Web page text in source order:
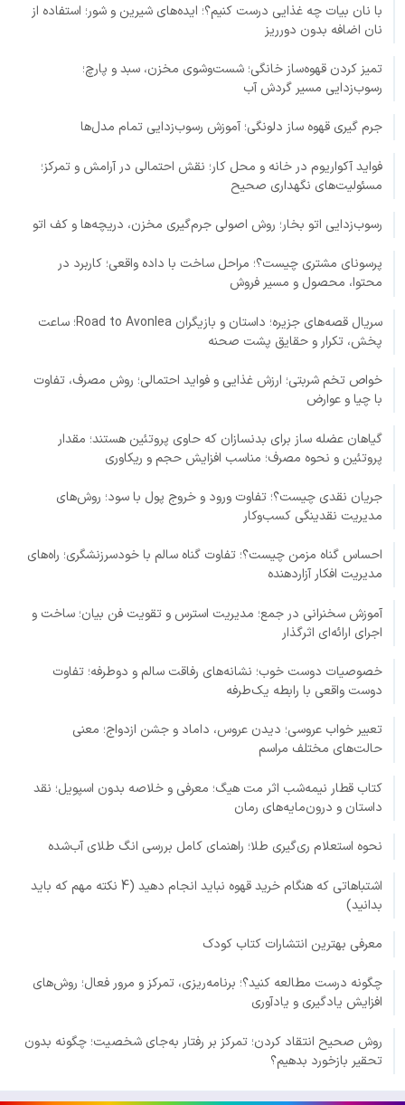
با نان بیات چه غذایی درست کنیم؟؛ ایده‌های شیرین و شور؛ استفاده از
نان اضافه بدون دورریز
تمیز کردن قهوه‌ساز خانگی؛ شست‌وشوی مخزن، سبد و پارچ؛
رسوب‌زدایی مسیر گردش آب
جرم گیری قهوه ساز دلونگی؛ آموزش رسوب‌زدایی تمام مدل‌ها
فواید آکواریوم در خانه و محل کار؛ نقش احتمالی در آرامش و تمرکز؛
مسئولیت‌های نگهداری صحیح
رسوب‌زدایی اتو بخار؛ روش اصولی جرم‌گیری مخزن، دریچه‌ها و کف اتو
پرسونای مشتری چیست؟؛ مراحل ساخت با داده واقعی؛ کاربرد در
محتوا، محصول و مسیر فروش
سریال قصه‌های جزیره؛ داستان و بازیگران Road to Avonlea؛ ساعت
پخش، تکرار و حقایق پشت صحنه
خواص تخم شربتی؛ ارزش غذایی و فواید احتمالی؛ روش مصرف، تفاوت
با چیا و عوارض
گیاهان عضله ساز برای بدنسازان که حاوی پروتئین هستند؛ مقدار
پروتئین و نحوه مصرف؛ مناسب افزایش حجم و ریکاوری
جریان نقدی چیست؟؛ تفاوت ورود و خروج پول با سود؛ روش‌های
مدیریت نقدینگی کسب‌وکار
احساس گناه مزمن چیست؟؛ تفاوت گناه سالم با خودسرزنشگری؛ راه‌های
مدیریت افکار آزاردهنده
آموزش سخنرانی در جمع؛ مدیریت استرس و تقویت فن بیان؛ ساخت و
اجرای ارائه‌ای اثرگذار
خصوصیات دوست خوب؛ نشانه‌های رفاقت سالم و دوطرفه؛ تفاوت
دوست واقعی با رابطه یک‌طرفه
تعبیر خواب عروسی؛ دیدن عروس، داماد و جشن ازدواج؛ معنی
حالت‌های مختلف مراسم
کتاب قطار نیمه‌شب اثر مت هیگ؛ معرفی و خلاصه بدون اسپویل؛ نقد
داستان و درون‌مایه‌های رمان
نحوه استعلام ری‌گیری طلا؛ راهنمای کامل بررسی انگ طلای آب‌شده
اشتباهاتی که هنگام خرید قهوه نباید انجام دهید (4 نکته مهم که باید
بدانید)
معرفی بهترین انتشارات کتاب کودک
چگونه درست مطالعه کنید؟؛ برنامه‌ریزی، تمرکز و مرور فعال؛ روش‌های
افزایش یادگیری و یادآوری
روش صحیح انتقاد کردن؛ تمرکز بر رفتار به‌جای شخصیت؛ چگونه بدون
تحقیر بازخورد بدهیم؟